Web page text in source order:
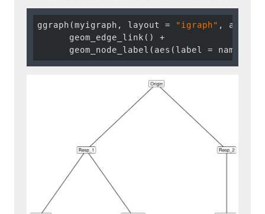
ggraph(myigraph, layout = "igraph" ,
      geom_edge_link() +
      geom_node_label(aes(label = name))